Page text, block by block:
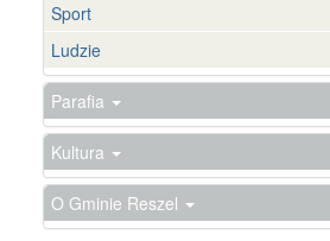
Sport
Ludzie
Parafia
Kultura
O Gminie Reszel